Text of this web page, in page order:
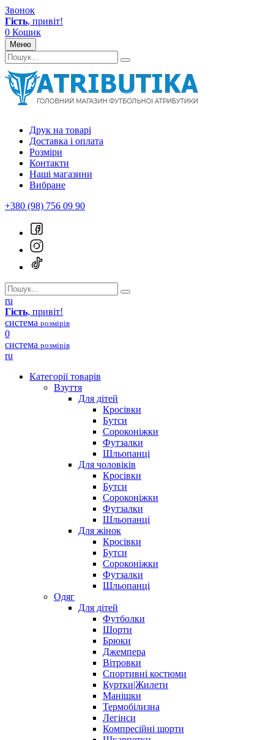
Звонок
Гість, привіт!
0 Кошик
Меню
Друк на товарі
Доставка і оплата
Розміри
Контакти
Наші магазини
Вибране
+380 (98) 756 09 90
ru
Гість, привіт!
система розмірів
0
система розмірів
ru
Категорії товарів
Взуття
Для дітей
Кросівки
Бутси
Сороконіжки
Футзалки
Шльопанці
Для чоловіків
Кросівки
Бутси
Сороконіжки
Футзалки
Шльопанці
Для жінок
Кросівки
Бутси
Сороконіжки
Футзалки
Шльопанці
Одяг
Для дітей
Футболки
Шорти
Брюки
Джемпера
Вітровки
Спортивні костюми
Куртки|Жилети
Манішки
Термобілизна
Легінси
Компресійні шорти